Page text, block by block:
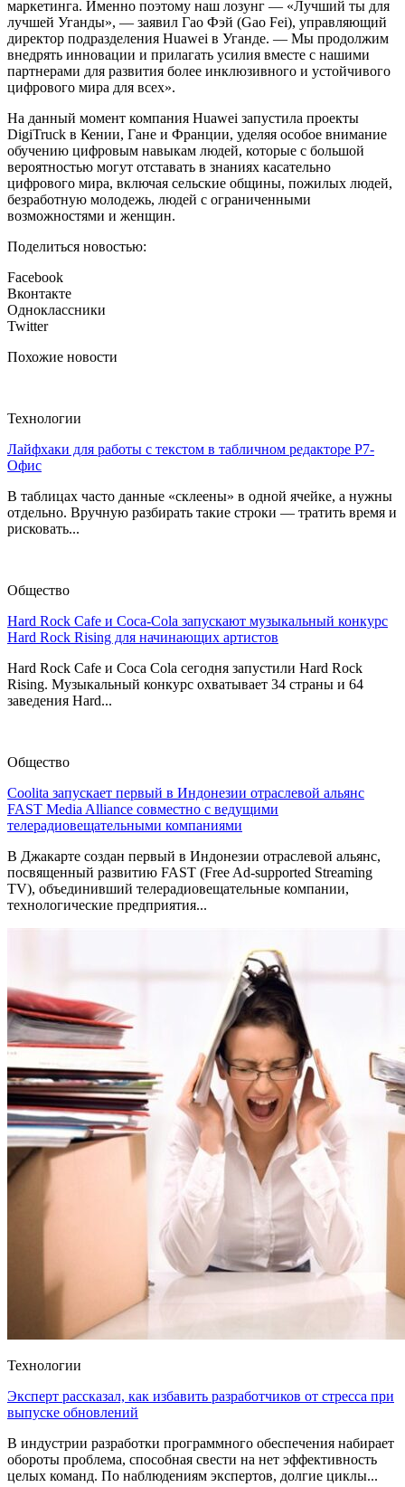
маркетинга. Именно поэтому наш лозунг — «Лучший ты для
лучшей Уганды», — заявил Гао Фэй (Gao Fei), управляющий
директор подразделения Huawei в Уганде. — Мы продолжим
внедрять инновации и прилагать усилия вместе с нашими
партнерами для развития более инклюзивного и устойчивого
цифрового мира для всех».
На данный момент компания Huawei запустила проекты
DigiTruck в Кении, Гане и Франции, уделяя особое внимание
обучению цифровым навыкам людей, которые с большой
вероятностью могут отставать в знаниях касательно
цифрового мира, включая сельские общины, пожилых людей,
безработную молодежь, людей с ограниченными
возможностями и женщин.
Поделиться новостью:
Facebook
Вконтакте
Одноклассники
Twitter
Похожие новости
Технологии
Лайфхаки для работы с текстом в табличном редакторе Р7-
Офис
В таблицах часто данные «склеены» в одной ячейке, а нужны
отдельно. Вручную разбирать такие строки — тратить время и
рисковать...
Общество
Hard Rock Cafe и Coca-Cola запускают музыкальный конкурс
Hard Rock Rising для начинающих артистов
Hard Rock Cafe и Coca Cola сегодня запустили Hard Rock
Rising. Музыкальный конкурс охватывает 34 страны и 64
заведения Hard...
Общество
Coolita запускает первый в Индонезии отраслевой альянс
FAST Media Alliance совместно с ведущими
телерадиовещательными компаниями
В Джакарте создан первый в Индонезии отраслевой альянс,
посвященный развитию FAST (Free Ad-supported Streaming
TV), объединивший телерадиовещательные компании,
технологические предприятия...
Технологии
Эксперт рассказал, как избавить разработчиков от стресса при
выпуске обновлений
В индустрии разработки программного обеспечения набирает
обороты проблема, способная свести на нет эффективность
целых команд. По наблюдениям экспертов, долгие циклы...